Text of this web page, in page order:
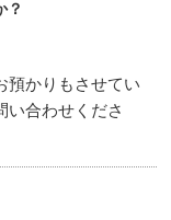
？
預かりもさせてい
い合わせくださ